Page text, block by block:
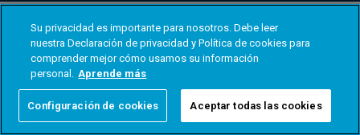
Su privacidad es importante para nosotros. Debe leer
nuestra Declaración de privacidad y Política de cookies para
comprender mejor cómo usamos su información
personal. Aprende más
Configuración de cookies Aceptar todas las cookies